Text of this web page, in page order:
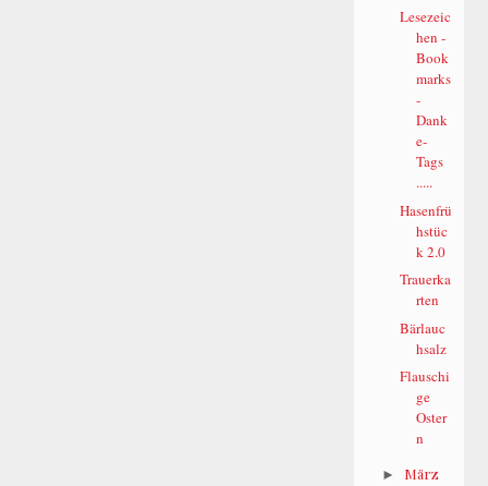
Lesezeic
hen -
Book
marks
-
Dank
e-
Tags
.....
Hasenfrü
hstüc
k 2.0
Trauerka
rten
Bärlauc
hsalz
Flauschi
ge
Oster
n
► März